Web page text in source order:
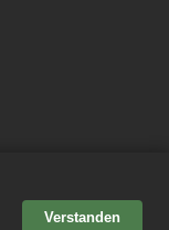
Verstanden